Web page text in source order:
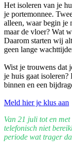
Het isoleren van je
je portemonnee.
alleen, waar begin je
maar de vloer? Wat
Daarom starten wij
geen lange
Wist je trouwens dat
je huis gaat
binnen en een
Meld hier je klus aan
Van 21 juli tot en
telefonisch niet
periode wat trager